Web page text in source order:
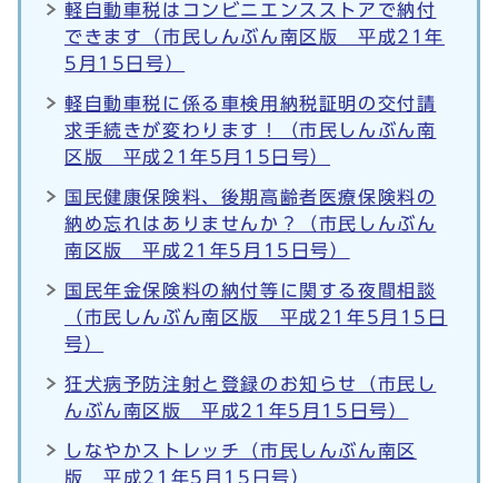
軽自動車税はコンビニエンスストアで納付
できます（市民しんぶん南区版 平成21年
5月15日号）
軽自動車税に係る車検用納税証明の交付請
求手続きが変わります！（市民しんぶん南
区版 平成21年5月15日号）
国民健康保険料、後期高齢者医療保険料の
納め忘れはありませんか？（市民しんぶん
南区版 平成21年5月15日号）
国民年金保険料の納付等に関する夜間相談
（市民しんぶん南区版 平成21年5月15日
号）
狂犬病予防注射と登録のお知らせ（市民し
んぶん南区版 平成21年5月15日号）
しなやかストレッチ（市民しんぶん南区
版 平成21年5月15日号）